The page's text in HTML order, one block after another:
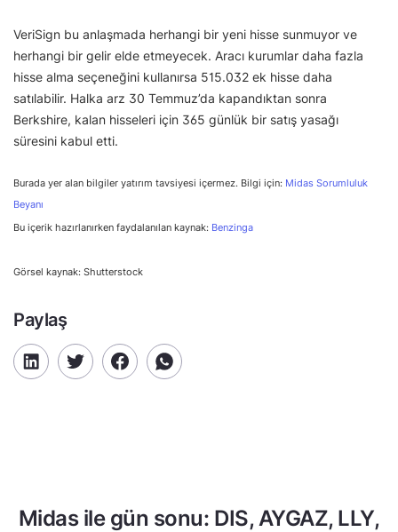
VeriSign bu anlaşmada herhangi bir yeni hisse sunmuyor ve
herhangi bir gelir elde etmeyecek. Aracı kurumlar daha fazla
hisse alma seçeneğini kullanırsa 515.032 ek hisse daha
satılabilir. Halka arz 30 Temmuz’da kapandıktan sonra
Berkshire, kalan hisseleri için 365 günlük bir satış yasağı
süresini kabul etti.
Burada yer alan bilgiler yatırım tavsiyesi içermez. Bilgi için: Midas Sorumluluk
Beyanı
Bu içerik hazırlanırken faydalanılan kaynak: Benzinga
Görsel kaynak: Shutterstock
Paylaş
Midas ile gün sonu: DIS, AYGAZ, LLY,